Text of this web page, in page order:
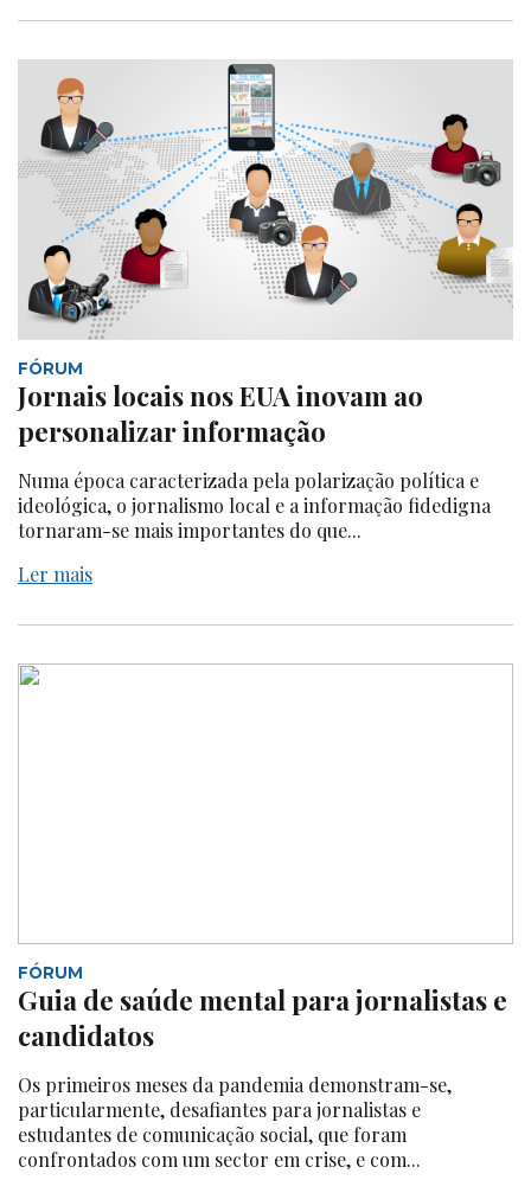
FÓRUM
Jornais locais nos EUA inovam ao
personalizar informação
Numa época caracterizada pela polarização política e
ideológica, o jornalismo local e a informação fidedigna
tornaram-se mais importantes do que...
Ler mais
FÓRUM
Guia de saúde mental para jornalistas e
candidatos
Os primeiros meses da pandemia demonstram-se,
particularmente, desafiantes para jornalistas e
estudantes de comunicação social, que foram
confrontados com um sector em crise, e com...